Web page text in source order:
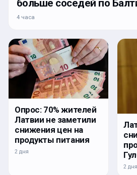
больше соседей по
4 часа
Опрос: 70% жителей
Латвии не заметили
снижения цен на
продукты питания
2 дня
2 дня